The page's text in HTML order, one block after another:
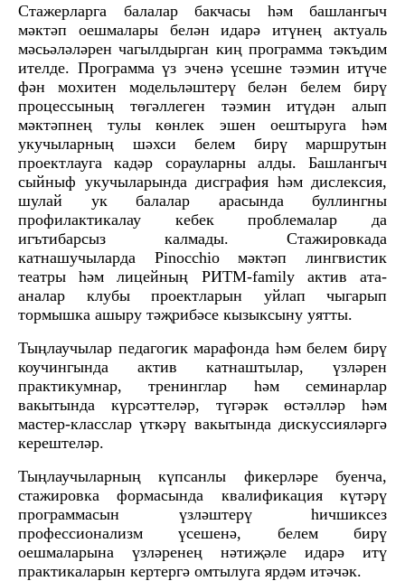
Стажерларга балалар бакчасы һәм башлангыч
мәктәп оешмалары белән идарә итүнең актуаль
мәсьәләләрен чагылдырган киң программа тәкъдим
ителде. Программа үз эченә үсешне тәэмин итүче
фән мохитен модельләштерү белән белем бирү
процессының төгәллеген тәэмин итүдән алып
мәктәпнең тулы көнлек эшен оештыруга һәм
укучыларның шәхси белем бирү маршрутын
проектлауга кадәр сорауларны алды. Башлангыч
сыйныф укучыларында дисграфия һәм дислексия,
шулай ук балалар арасында буллингны
профилактикалау кебек проблемалар да
игътибарсыз калмады. Стажировкада
катнашучыларда Pinocchio мәктәп лингвистик
театры һәм лицейның РИТМ-family актив ата-
аналар клубы проектларын уйлап чыгарып
тормышка ашыру тәҗрибәсе кызыксыну уятты.
Тыңлаучылар педагогик марафонда һәм белем бирү
коучингында актив катнаштылар, үзләрен
практикумнар, тренинглар һәм семинарлар
вакытында күрсәттеләр, түгәрәк өстәлләр һәм
мастер-класслар үткәрү вакытында дискуссияләргә
керештеләр.
Тыңлаучыларның күпсанлы фикерләре буенча,
стажировка формасында квалификация күтәрү
программасын үзләштерү һичшиксез
профессионализм үсешенә, белем бирү
оешмаларына үзләренең нәтиҗәле идарә итү
практикаларын кертергә омтылуга ярдәм итәчәк.